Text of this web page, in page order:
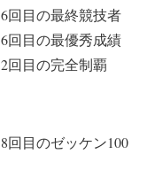
6回目の最終競技者
6回目の最優秀成績
2回目の完全制覇
8回目のゼッケン100